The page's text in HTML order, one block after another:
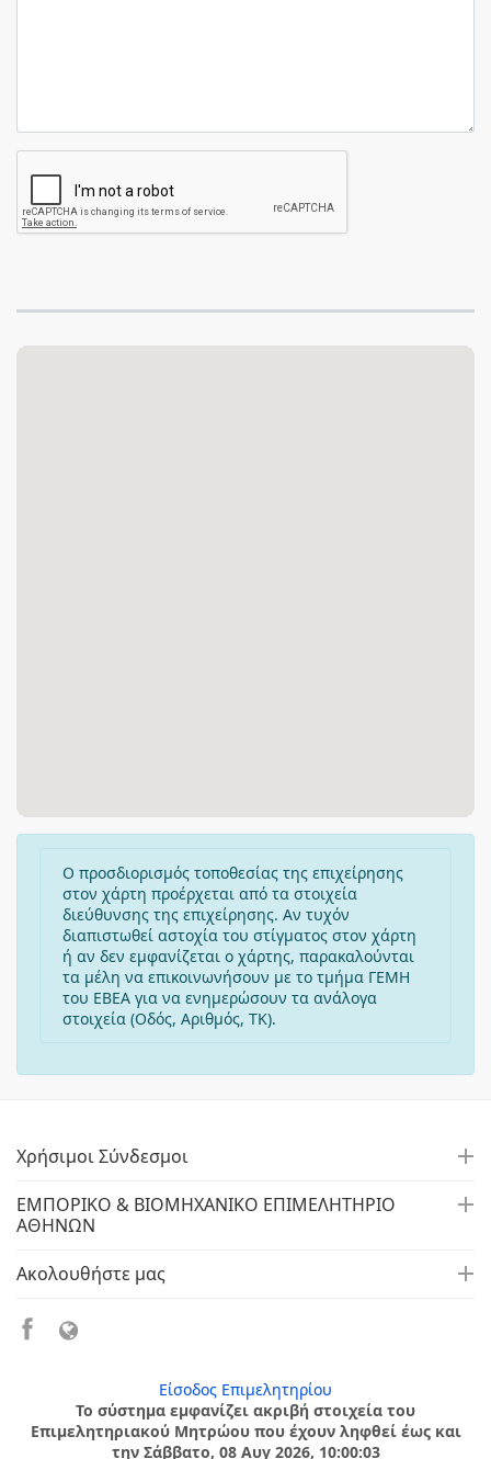
Ο προσδιορισμός τοποθεσίας της επιχείρησης
στον χάρτη προέρχεται από τα στοιχεία
διεύθυνσης της επιχείρησης. Αν τυχόν
διαπιστωθεί αστοχία του στίγματος στον χάρτη
ή αν δεν εμφανίζεται ο χάρτης, παρακαλούνται
τα μέλη να επικοινωνήσουν με το τμήμα ΓΕΜΗ
του ΕΒΕΑ για να ενημερώσουν τα ανάλογα
στοιχεία (Οδός, Αριθμός, ΤΚ).
Χρήσιμοι Σύνδεσμοι
ΕΜΠΟΡΙΚΟ & ΒΙΟΜΗΧΑΝΙΚΟ ΕΠΙΜΕΛΗΤΗΡΙΟ
ΑΘΗΝΩΝ
Ακολουθήστε μας
Είσοδος Επιμελητηρίου
Το σύστημα εμφανίζει ακριβή στοιχεία του
Επιμελητηριακού Μητρώου που έχουν ληφθεί έως και
την Σάββατο, 08 Αυγ 2026, 10:00:03